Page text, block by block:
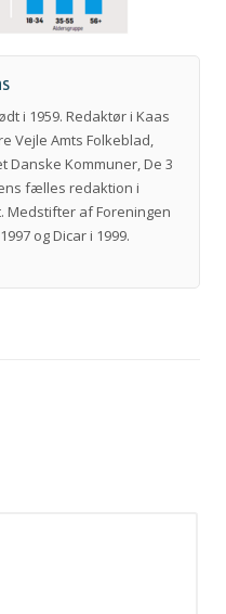
i 1959. Redaktør i Kaas
Vejle Amts Folkeblad,
Danske Kommuner, De 3
fælles redaktion i
Medstifter af Foreningen
og Dicar i 1999.